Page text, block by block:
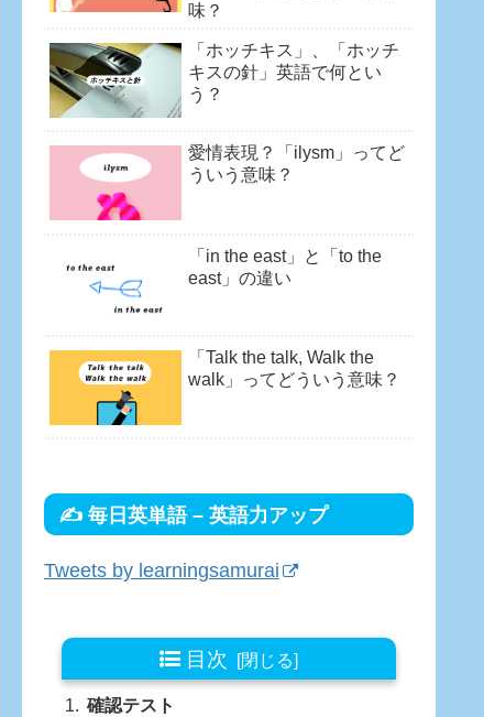
味？
「ホッチキス」、「ホッチ
キスの針」英語で何とい
う？
愛情表現？「ilysm」ってど
ういう意味？
「in the east」と「to the
east」の違い
「Talk the talk, Walk the
walk」ってどういう意味？
✍ 毎日英単語 – 英語力アップ
Tweets by learningsamurai
目次
確認テスト